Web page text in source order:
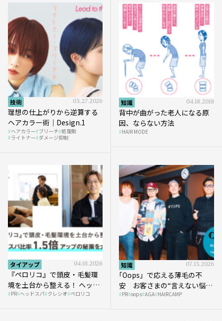
技術 03.27.2026
理想の仕上がりから逆算する
ヘアカラー術｜Design.1
ヘアカラー ブリーチ 処理剤
ライトナー ダメージ抑制
知識 04.18.2018
背中が曲がった老人になる原
因、ならない方法
HAIR MODE
タイアップ 04.01.2026
『ペロリコ』で頭皮・毛髪環
境を土台から整える！ ヘッド
スパ比率1.5倍アップの秘策を
PR ヘッドスパ クレシオ ペロリコ
知識 07.13.2026
｢Oops」で応える薄毛の不
安 お客さまの“言えない悩
み”にどう向き合う？ ＃01
PR oops AGA HAIRCAMP